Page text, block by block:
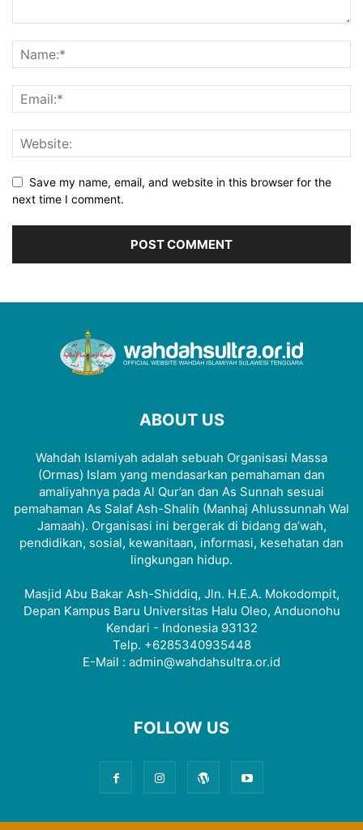
Save my name, email, and website in this browser for the
next time I comment.
ABOUT US
Wahdah Islamiyah adalah sebuah Organisasi Massa
(Ormas) Islam yang mendasarkan pemahaman dan
amaliyahnya pada Al Qur’an dan As Sunnah sesuai
pemahaman As Salaf Ash-Shalih (Manhaj Ahlussunnah Wal
Jamaah). Organisasi ini bergerak di bidang da’wah,
pendidikan, sosial, kewanitaan, informasi, kesehatan dan
lingkungan hidup.
Masjid Abu Bakar Ash-Shiddiq, Jln. H.E.A. Mokodompit,
Depan Kampus Baru Universitas Halu Oleo, Anduonohu
Kendari - Indonesia 93132
Telp. +6285340935448
E-Mail : admin@wahdahsultra.or.id
FOLLOW US